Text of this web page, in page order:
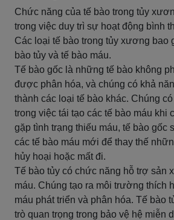
Chức năng của tế bào trong tủy
trong việc duy trì sự hoạt động bình
Các loại tế bào trong tủy xương bao
bào tủy và tế bào máu.
Tế bào gốc là những tế bào không
được phân hóa, và chúng có khả
thành các loại tế bào khác. Chúng
trong việc tái tạo các tế bào máu khi
gặp tình trạng thiếu máu, tế bào gốc
các tế bào máu mới để thay thế
hủy hoại hoặc mất đi.
Tế bào tủy có chức năng hỗ trợ sản
máu. Chúng tạo ra môi trường thích
máu phát triển và phân hóa. Tế bào
trò quan trọng trong bảo vệ hệ miễn